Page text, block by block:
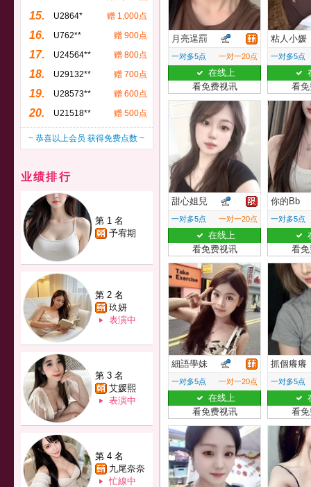
15. U2864* 赠 1,000点
16. U762** 赠 900点
17. U24564** 赠 800点
18. U29132** 赠 700点
19. U28573** 赠 600点
20. U21518** 赠 500点
~ 恭喜以上会员 获得免费点数 ~
业绩排行
第 1 名
予宥期
第 2 名
玖妍
表演中
第 3 名
艾媛熙
表演中
第 4 名
九尾奈奈
忙線中
月亮逞罰
一对多5点 一对一20点
在线上
看免费视讯
粘人小媛
一对多5点
看
甜心姐兒
一对多5点 一对一20点
在线上
看免费视讯
你的Bb
一对多5点
看
細語學妹
一对多5点 一对一20点
在线上
看免费视讯
抓個癢癢
一对多5点
看